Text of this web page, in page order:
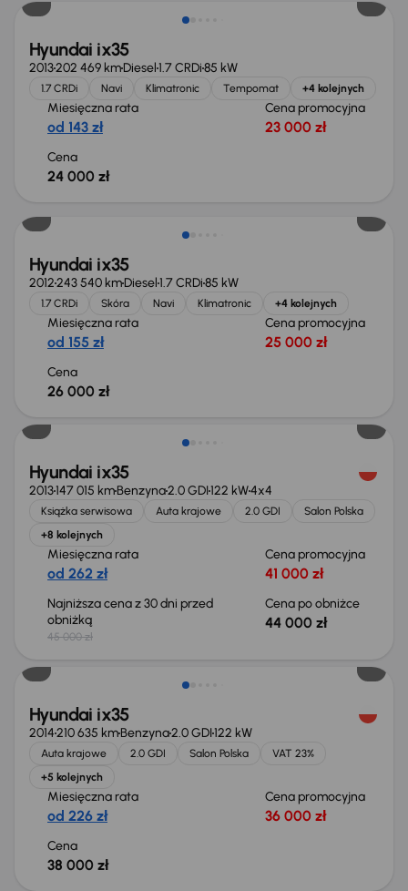
Hyundai ix35
2013202 469 kmDiesel1.7 CRDi85 kW
1.7 CRDi Navi Klimatronic Tempomat +4 kolejnych
Miesięczna rata
od 143 zł
Cena promocyjna
23 000 zł
Cena
24 000 zł
Hyundai ix35
2012243 540 kmDiesel1.7 CRDi85 kW
1.7 CRDi Skóra Navi Klimatronic +4 kolejnych
Miesięczna rata
od 155 zł
Cena promocyjna
25 000 zł
Cena
26 000 zł
Taniej o 1 000 zł
Hyundai ix35
2013147 015 kmBenzyna2.0 GDI122 kW4x4
Książka serwisowa Auta krajowe 2.0 GDI
Salon Polska
+8 kolejnych
Miesięczna rata
od 262 zł
Cena promocyjna
41 000 zł
Najniższa cena z 30 dni przed
obniżką
45 000 zł
Cena po obniżce
44 000 zł
Możliwość odliczenia VAT
Hyundai ix35
2014210 635 kmBenzyna2.0 GDI122 kW
Auta krajowe 2.0 GDI Salon Polska
VAT 23%
+5 kolejnych
Miesięczna rata
od 226 zł
Cena promocyjna
36 000 zł
Cena
38 000 zł